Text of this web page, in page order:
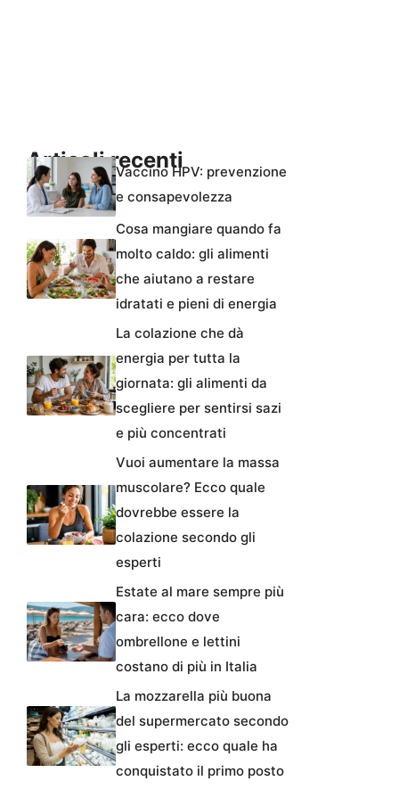
Articoli recentiVaccino HPV: prevenzione
e consapevolezza
Cosa mangiare quando fa
molto caldo: gli alimenti
che aiutano a restare
idratati e pieni di energia
La colazione che dà
energia per tutta la
giornata: gli alimenti da
scegliere per sentirsi sazi
e più concentrati
Vuoi aumentare la massa
muscolare? Ecco quale
dovrebbe essere la
colazione secondo gli
esperti
Estate al mare sempre più
cara: ecco dove
ombrellone e lettini
costano di più in Italia
La mozzarella più buona
del supermercato secondo
gli esperti: ecco quale ha
conquistato il primo posto